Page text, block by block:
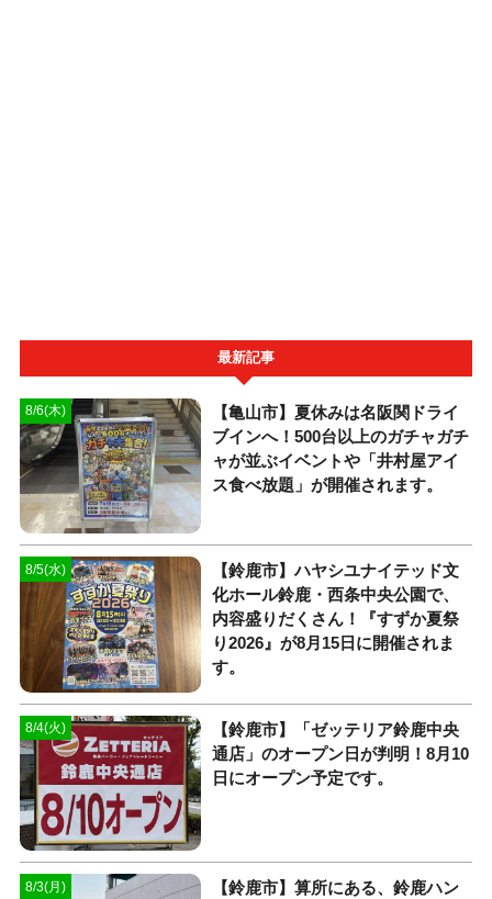
最新記事
8/6(木)
【亀山市】夏休みは名阪関ドライ
ブインへ！500台以上のガチャガチ
ャが並ぶイベントや「井村屋アイ
ス食べ放題」が開催されます。
8/5(水)
【鈴鹿市】ハヤシユナイテッド文
化ホール鈴鹿・西条中央公園で、
内容盛りだくさん！『すずか夏祭
り2026』が8月15日に開催されま
す。
8/4(火)
【鈴鹿市】「ゼッテリア鈴鹿中央
通店」のオープン日が判明！8月10
日にオープン予定です。
8/3(月)
【鈴鹿市】算所にある、鈴鹿ハン